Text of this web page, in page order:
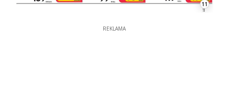
11
REKLAMA